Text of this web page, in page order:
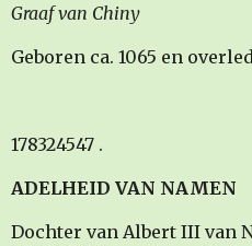
Graaf van Chiny
Geboren ca. 1065 en
178324547 .
ADELHEID VAN NAMEN
Dochter van Albert III van